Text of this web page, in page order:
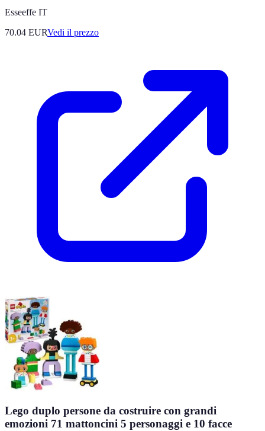
Esseeffe IT
70.04 EURVedi il prezzo
Lego duplo persone da costruire con grandi
emozioni 71 mattoncini 5 personaggi e 10 facce